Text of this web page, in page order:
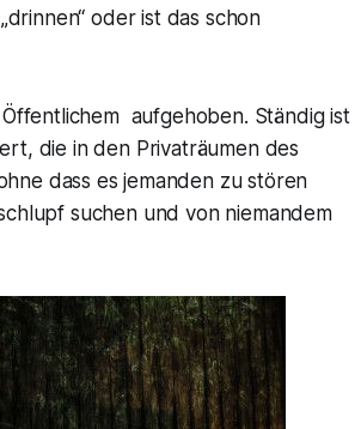
oder ist das schon
aufgehoben. Ständig ist
die in den Privaträumen des
dass es jemanden zu stören
suchen und von niemandem